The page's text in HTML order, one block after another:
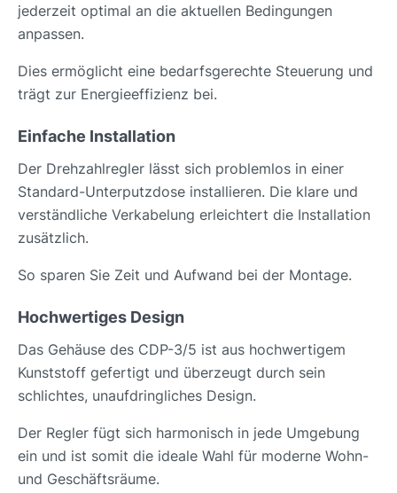
jederzeit optimal an die aktuellen Bedingungen
anpassen.
Dies ermöglicht eine bedarfsgerechte Steuerung und
trägt zur Energieeffizienz bei.
Einfache Installation
Der Drehzahlregler lässt sich problemlos in einer
Standard-Unterputzdose installieren. Die klare und
verständliche Verkabelung erleichtert die Installation
zusätzlich.
So sparen Sie Zeit und Aufwand bei der Montage.
Hochwertiges Design
Das Gehäuse des CDP-3/5 ist aus hochwertigem
Kunststoff gefertigt und überzeugt durch sein
schlichtes, unaufdringliches Design.
Der Regler fügt sich harmonisch in jede Umgebung
ein und ist somit die ideale Wahl für moderne Wohn-
und Geschäftsräume.